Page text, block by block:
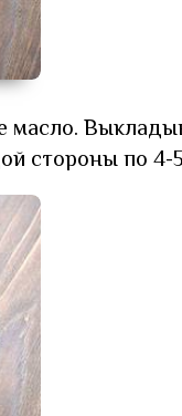
масло.
стороны по 4-